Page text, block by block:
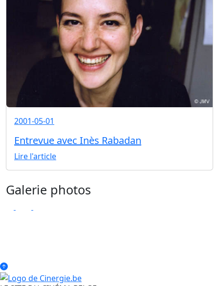
2001-05-01
Entrevue avec Inès Rabadan
Lire l'article
Galerie photos